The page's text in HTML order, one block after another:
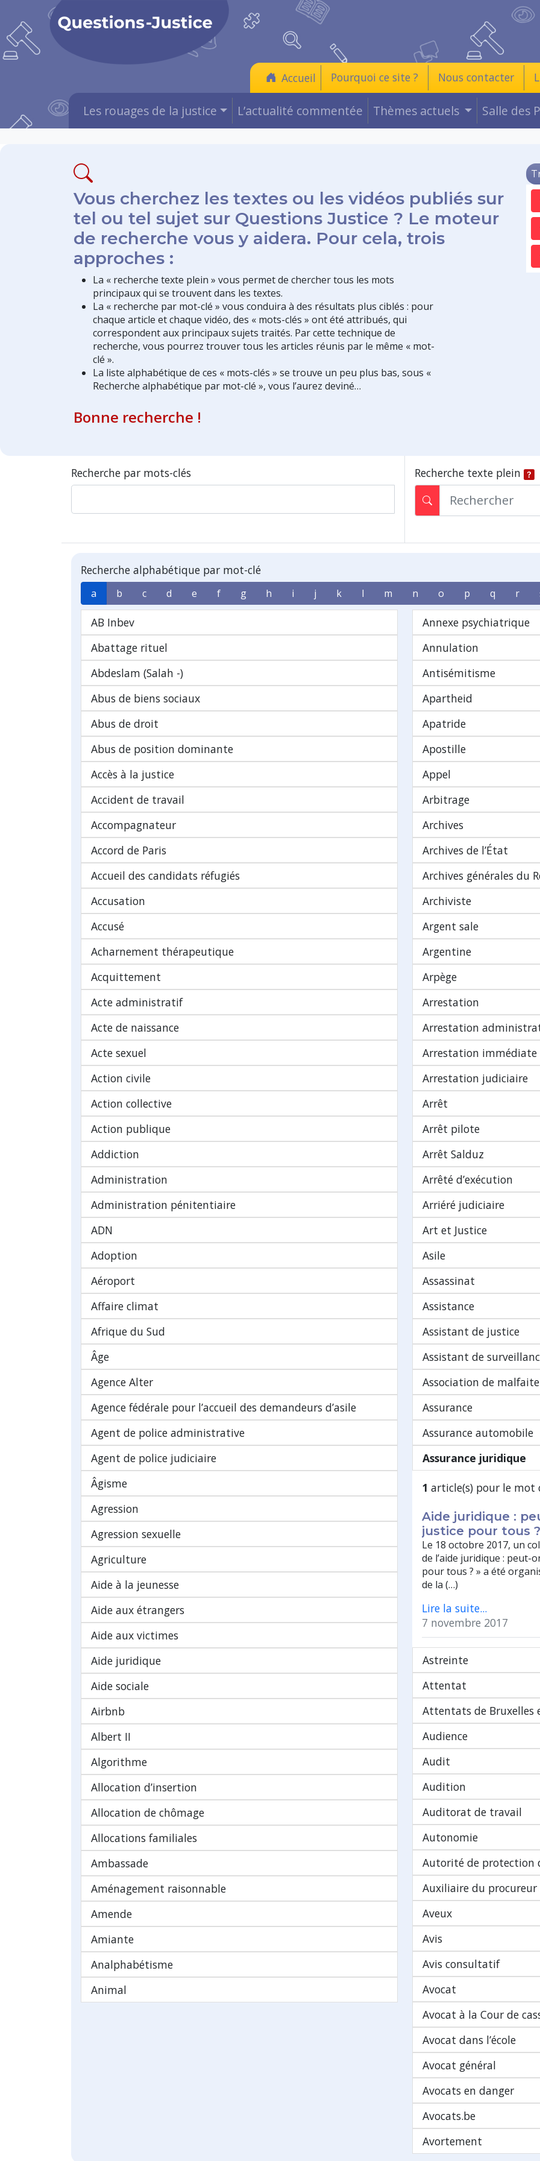
Accueil Pourquoi ce site ? Nous contacter
Les rouages de la justice L’actualité commentée Thèmes actuels Salle des
Vous cherchez les textes ou les vidéos publiés sur
tel ou tel sujet sur Questions Justice ? Le moteur
de recherche vous y aidera. Pour cela, trois
approches :
La « recherche texte plein » vous permet de chercher tous les mots
principaux qui se trouvent dans les textes.
La « recherche par mot-clé » vous conduira à des résultats plus ciblés : pour
chaque article et chaque vidéo, des « mots-clés » ont été attribués, qui
correspondent aux principaux sujets traités. Par cette technique de
recherche, vous pourrez trouver tous les articles réunis par le même « mot-
clé ».
La liste alphabétique de ces « mots-clés » se trouve un peu plus bas, sous «
Recherche alphabétique par mot-clé », vous l’aurez deviné…
Bonne recherche !
Recherche par mots-clés Recherche texte plein
Recherche alphabétique par mot-clé
a b c d e f g h i j k l m n o p q r
AB Inbev
Abattage rituel
Abdeslam (Salah -)
Abus de biens sociaux
Abus de droit
Abus de position dominante
Accès à la justice
Accident de travail
Accompagnateur
Accord de Paris
Accueil des candidats réfugiés
Accusation
Accusé
Acharnement thérapeutique
Acquittement
Acte administratif
Acte de naissance
Acte sexuel
Action civile
Action collective
Action publique
Addiction
Administration
Administration pénitentiaire
ADN
Adoption
Aéroport
Affaire climat
Afrique du Sud
Âge
Agence Alter
Agence fédérale pour l’accueil des demandeurs d’asile
Agent de police administrative
Agent de police judiciaire
Âgisme
Agression
Agression sexuelle
Agriculture
Aide à la jeunesse
Aide aux étrangers
Aide aux victimes
Aide juridique
Aide sociale
Airbnb
Albert II
Algorithme
Allocation d’insertion
Allocation de chômage
Allocations familiales
Ambassade
Aménagement raisonnable
Amende
Amiante
Analphabétisme
Animal
Annexe psychiatrique
Annulation
Antisémitisme
Apartheid
Apatride
Apostille
Appel
Arbitrage
Archives
Archives de l’État
Archives générales du
Archiviste
Argent sale
Argentine
Arpège
Arrestation
Arrestation
Arrestation immédiate
Arrestation judiciaire
Arrêt
Arrêt pilote
Arrêt Salduz
Arrêté d’exécution
Arriéré judiciaire
Art et Justice
Asile
Assassinat
Assistance
Assistant de justice
Assistant de
Association de
Assurance
Assurance automobile
Assurance juridique
1 article(s) pour le mot
Aide juridique :
justice pour tous ?
Le 18 octobre 2017, un
de l’aide juridique : peut-
pour tous ? » a été
de la (…)
Lire la suite...
7 novembre 2017
Astreinte
Attentat
Attentats de Bruxelles
Audience
Audit
Audition
Auditorat de travail
Autonomie
Autorité de protection
Auxiliaire du procureur
Aveux
Avis
Avis consultatif
Avocat
Avocat à la Cour de
Avocat dans l’école
Avocat général
Avocats en danger
Avocats.be
Avortement